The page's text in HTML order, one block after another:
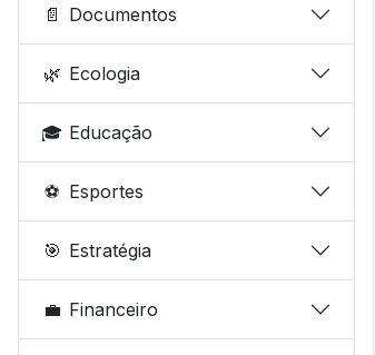
📄 Documentos
🌿 Ecologia
🎓 Educação
⚽ Esportes
🎯 Estratégia
💼 Financeiro